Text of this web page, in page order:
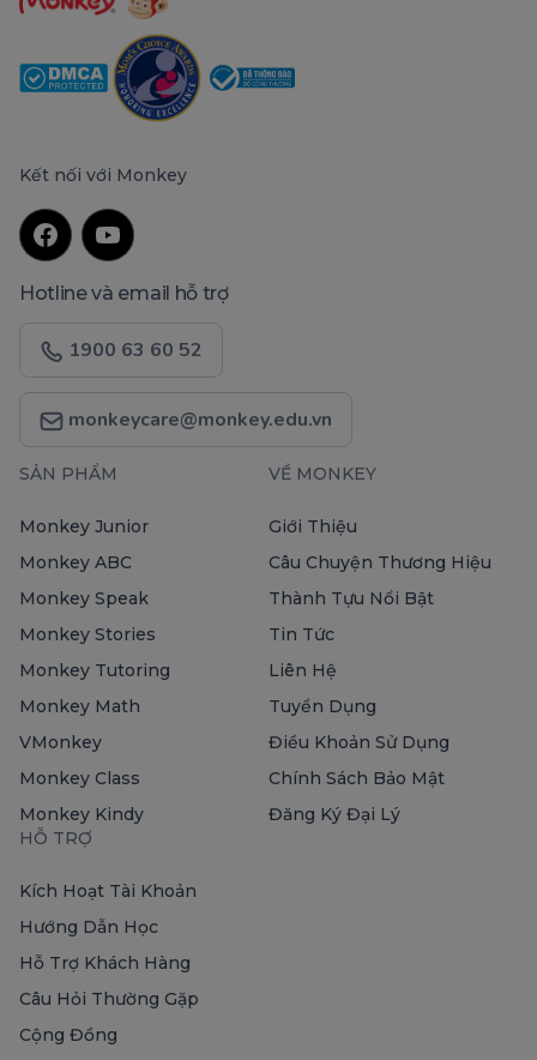
Kết nối với Monkey
Hotline và email hỗ trợ
1900 63 60 52
monkeycare@monkey.edu.vn
SẢN PHẨM
Monkey Junior
Monkey ABC
Monkey Speak
Monkey Stories
Monkey Tutoring
Monkey Math
VMonkey
Monkey Class
Monkey Kindy
VỀ MONKEY
Giới Thiệu
Câu Chuyện Thương Hiệu
Thành Tựu Nổi Bật
Tin Tức
Liên Hệ
Tuyển Dụng
Điều Khoản Sử Dụng
Chính Sách Bảo Mật
Đăng Ký Đại Lý
HỖ TRỢ
Kích Hoạt Tài Khoản
Hướng Dẫn Học
Hỗ Trợ Khách Hàng
Câu Hỏi Thường Gặp
Cộng Đồng